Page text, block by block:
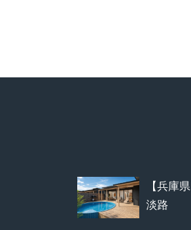
【兵庫
淡路